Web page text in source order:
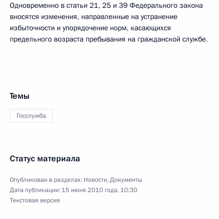
Одновременно в статьи 21, 25 и 39 Федерального закона
вносятся изменения, направленные на устранение
избыточности и упорядочение норм, касающихся
предельного возраста пребывания на гражданской службе.
Темы
Госслужба
Статус материала
Опубликован в разделах: Новости,Документы
Дата публикации: 15 июня 2010 года, 10:30
Текстовая версия